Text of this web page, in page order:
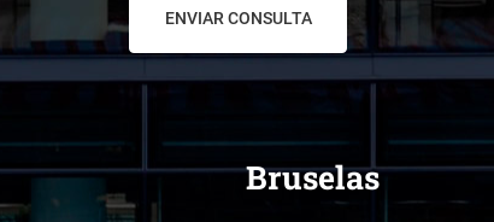
Bruselas